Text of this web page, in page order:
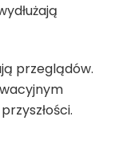
przeglądów.